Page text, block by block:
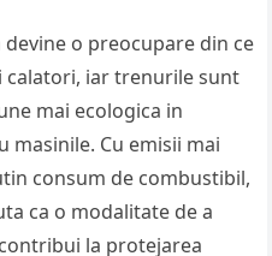
o preocupare din ce
iar trenurile sunt
mai ecologica in
masinile. Cu emisii mai
consum de combustibil,
ca o modalitate de a
la protejarea